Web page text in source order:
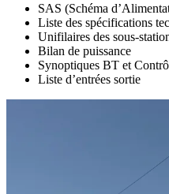
SAS (Schéma
Liste des spécifications
Unifilaires des sous-
Bilan de puissance
Synoptiques BT et
Liste d’entrées sortie